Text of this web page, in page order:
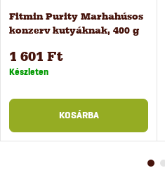
Fitmin Purity Marhahúsos
konzerv kutyáknak, 400 g
1 601 Ft
Készleten
KOSÁRBA